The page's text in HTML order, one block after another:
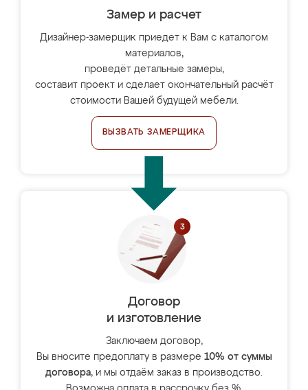
Замер и расчет
Дизайнер-замерщик приедет к Вам с каталогом
материалов,
проведёт детальные замеры,
составит проект и сделает окончательный расчёт
стоимости Вашей будущей мебели.
ВЫЗВАТЬ ЗАМЕРЩИКА
Договор
и изготовление
Заключаем договор,
Вы вносите предоплату в размере 10% от суммы
договора, и мы отдаём заказ в производство.